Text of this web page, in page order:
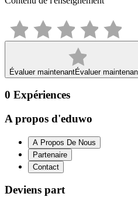
Évaluer maintenantÉvaluer
0 Expériences
A propos d'eduwo
A Propos De Nous
Partenaire
Contact
Deviens part